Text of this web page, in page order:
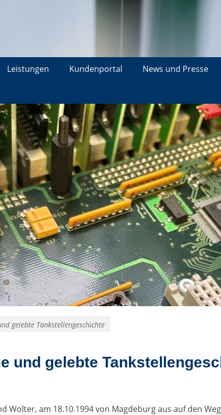
Leistungen Kundenportal News und Presse
gelebte Tankstellengeschichte
und gelebte
Wolter, am 18.10.1994 von Magdeburg aus auf den Weg